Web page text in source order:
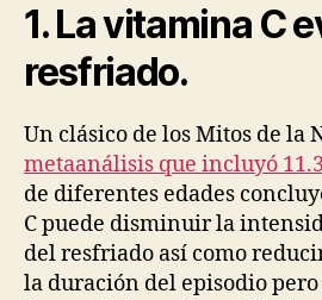
1. La vitamina C
resfriado.
Un clásico de los Mitos de la
metaanálisis que incluyó
de diferentes edades
C puede disminuir la
del resfriado así como
la duración del episodio